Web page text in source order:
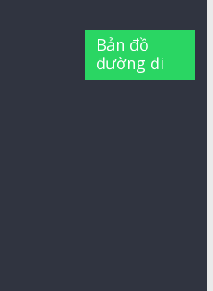
Bản đồ
đường đi